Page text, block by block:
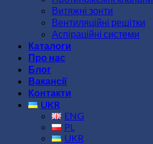
Витяжні зонти
Вентиляційні решітки
Аспіраційні системи
Каталоги
Про нас
Блог
Вакансії
Контакти
UKR
ENG
PL
UKR